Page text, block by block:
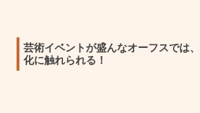
芸術イベントが盛んなオーフスでは
化に触れられる！